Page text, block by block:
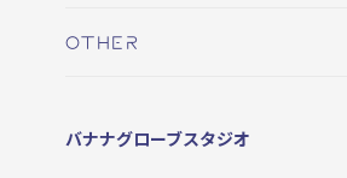
OTHER
バナナグローブスタジオ